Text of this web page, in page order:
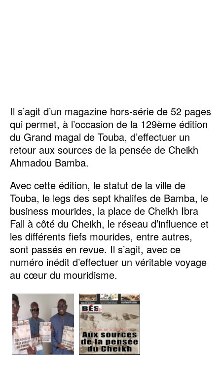
Il s’agit d’un magazine hors-série de 52 pages
qui permet, à l’occasion de la 129ème édition
du Grand magal de Touba, d’effectuer un
retour aux sources de la pensée de Cheikh
Ahmadou Bamba.
Avec cette édition, le statut de la ville de
Touba, le legs des sept khalifes de Bamba, le
business mourides, la place de Cheikh Ibra
Fall à côté du Cheikh, le réseau d’influence et
les différents fiefs mourides, entre autres,
sont passés en revue. Il s’agit, avec ce
numéro inédit d’effectuer un véritable voyage
au cœur du mouridisme.